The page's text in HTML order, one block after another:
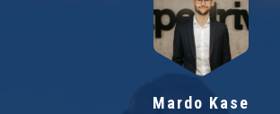
Mardo Kase